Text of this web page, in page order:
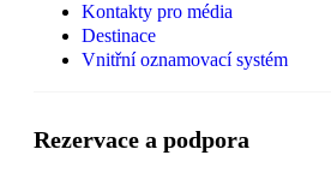
Kontakty pro média
Destinace
Vnitřní oznamovací systém
Rezervace a podpora